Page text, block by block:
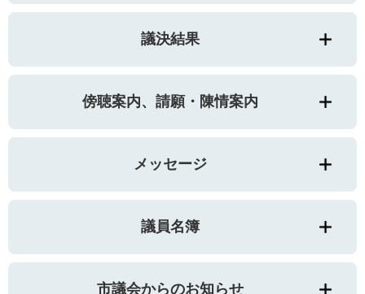
議決結果
傍聴案内、請願・陳情案内
メッセージ
議員名簿
市議会からのお知らせ